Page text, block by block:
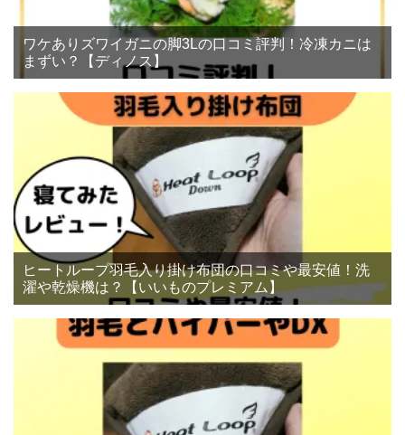
ワケありズワイガニの脚3Lの口コミ評判！冷凍カニは
まずい？【ディノス】
ヒートループ羽毛入り掛け布団の口コミや最安値！洗
濯や乾燥機は？【いいものプレミアム】